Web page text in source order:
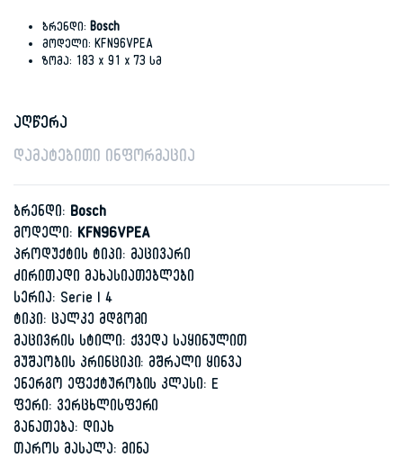
ბრენდი: Bosch
მოდელი: KFN96VPEA
ზომა: 183 x 91 x 73 სმ
აღწერა
დამატებითი ინფორმაცია
ბრენდი: Bosch
მოდელი: KFN96VPEA
პროდუქტის ტიპი: მაცივარი
ძირითადი მახასიათებლები
სერია: Serie | 4
ტიპი: ცალკე მდგომი
მაცივრის სტილი: ქვედა საყინულით
მუშაობის პრინციპი: მშრალი ყინვა
ენერგო ეფექტურობის კლასი: E
ფერი: ვერცხლისფერი
განათება: დიახ
თაროს მასალა: მინა